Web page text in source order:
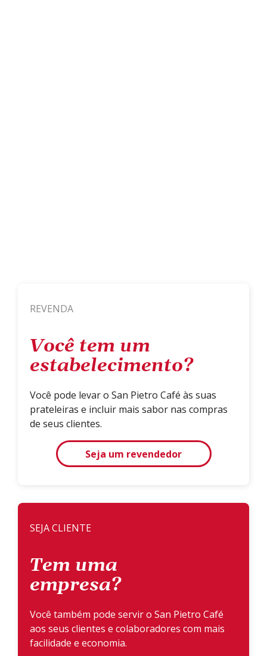
REVENDA
Você tem um
estabelecimento?
Você pode levar o San Pietro Café às suas
prateleiras e incluir mais sabor nas compras
de seus clientes.
Seja um revendedor
SEJA CLIENTE
Tem uma
empresa?
Você também pode servir o San Pietro Café
aos seus clientes e colaboradores com mais
facilidade e economia.